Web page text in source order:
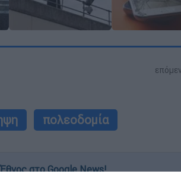
πολεοδομία
στο Google News!